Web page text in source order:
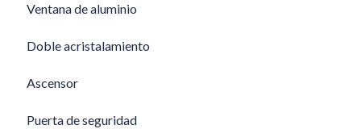
Ventana de aluminio
Doble acristalamiento
Ascensor
Puerta de seguridad